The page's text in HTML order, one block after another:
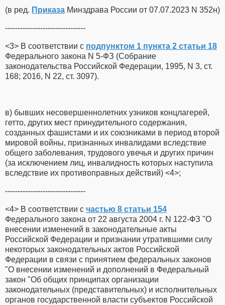
(в ред. Приказа Минздрава России от 07.07.2023 N 352н)
--------------------------------
<3> В соответствии с подпунктом 1 пункта 2 статьи 18
Федерального закона N 5-ФЗ (Собрание
законодательства Российской Федерации, 1995, N 3, ст.
168; 2016, N 22, ст. 3097).
в) бывших несовершеннолетних узников концлагерей,
гетто, других мест принудительного содержания,
созданных фашистами и их союзниками в период второй
мировой войны, признанных инвалидами вследствие
общего заболевания, трудового увечья и других причин
(за исключением лиц, инвалидность которых наступила
вследствие их противоправных действий) <4>;
--------------------------------
<4> В соответствии с частью 8 статьи 154
Федерального закона от 22 августа 2004 г. N 122-ФЗ "О
внесении изменений в законодательные акты
Российской Федерации и признании утратившими силу
некоторых законодательных актов Российской
Федерации в связи с принятием федеральных законов
"О внесении изменений и дополнений в Федеральный
закон "Об общих принципах организации
законодательных (представительных) и исполнительных
органов государственной власти субъектов Российской